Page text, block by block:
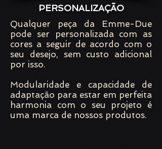
PERSONALIZAÇÃO
Qualquer peça da Emme-Due
pode ser personalizada com as
cores a seguir de acordo com o
seu desejo, sem custo adicional
por isso.
Modularidade e capacidade de
adaptação para estar em perfeita
harmonia com o seu projeto é
uma marca de nossos produtos.